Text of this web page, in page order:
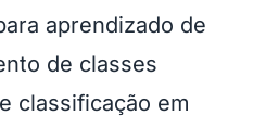
aprendizado de
de classes
classificação em